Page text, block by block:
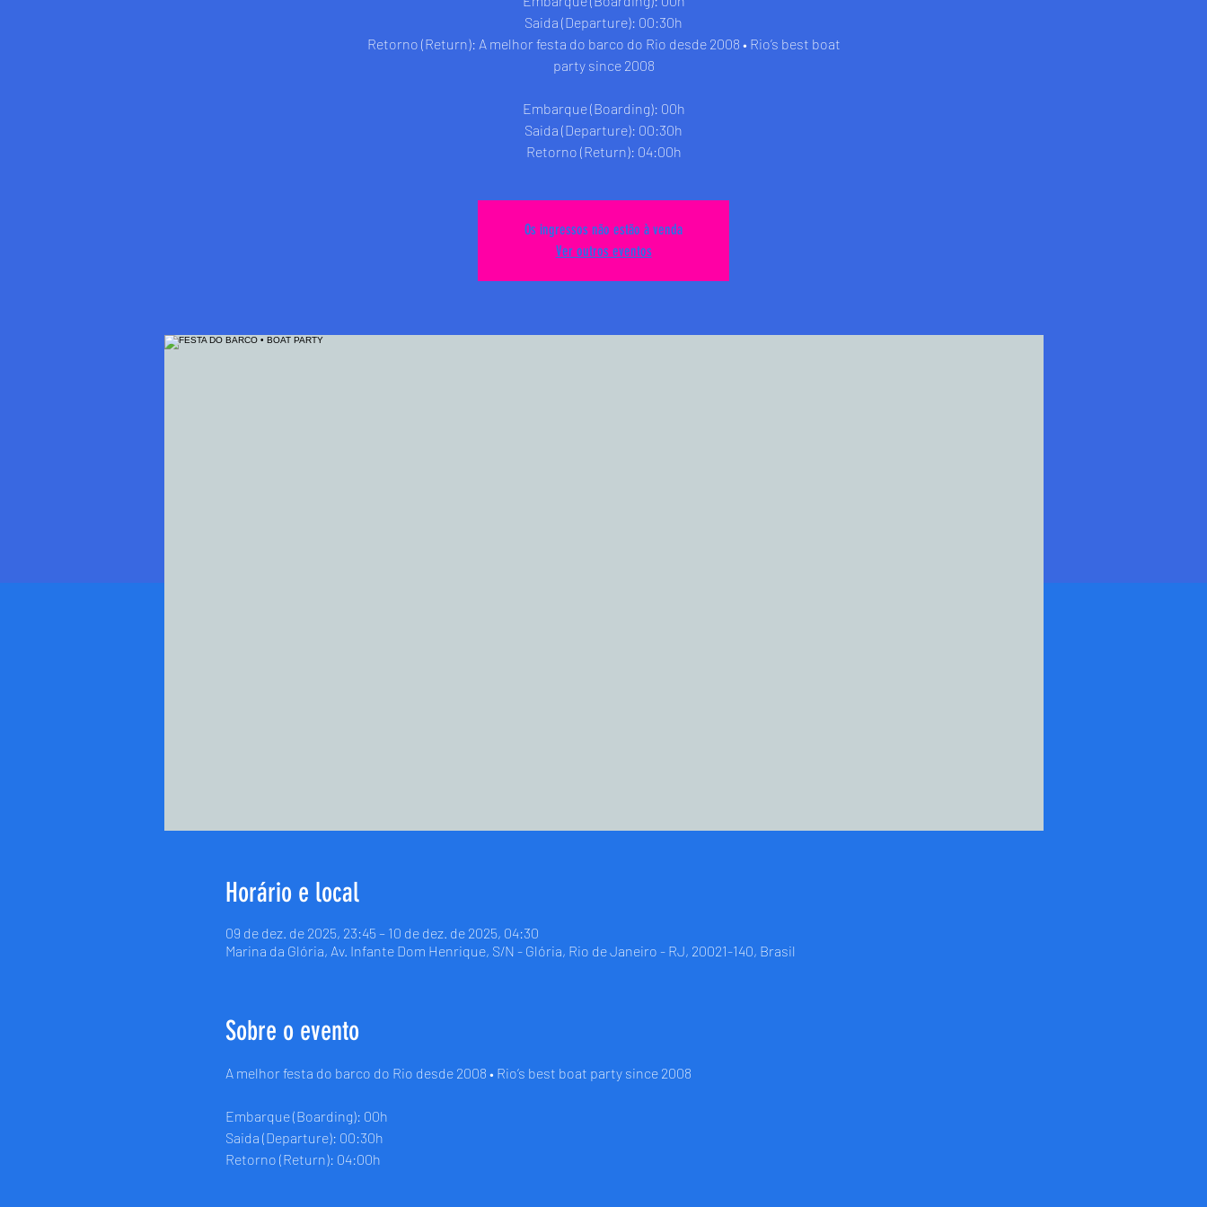
Saida (Departure): 00:30h
Retorno (Return): A melhor festa do barco do Rio desde 2008 • Rio’s best boat
party since 2008
Embarque (Boarding): 00h
Saida (Departure): 00:30h
Retorno (Return): 04:00h
Os ingressos não estão à venda
Ver outros eventos
Horário e local
09 de dez. de 2025, 23:45 – 10 de dez. de 2025, 04:30
Marina da Glória, Av. Infante Dom Henrique, S/N - Glória, Rio de Janeiro - RJ, 20021-140, Brasil
Sobre o evento
A melhor festa do barco do Rio desde 2008 • Rio’s best boat party since 2008
Embarque (Boarding): 00h
Saida (Departure): 00:30h
Retorno (Return): 04:00h